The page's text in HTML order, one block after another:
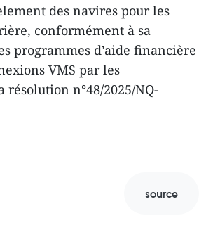
des navires pour les
conformément à sa
programmes d’aide financière
VMS par les
n°48/2025/NQ-
source